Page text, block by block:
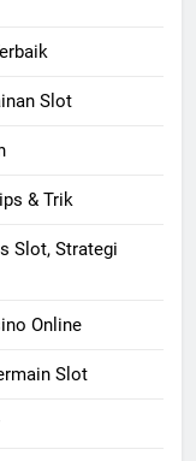
Slot
& Trik
Slot, Strategi
Online
Slot